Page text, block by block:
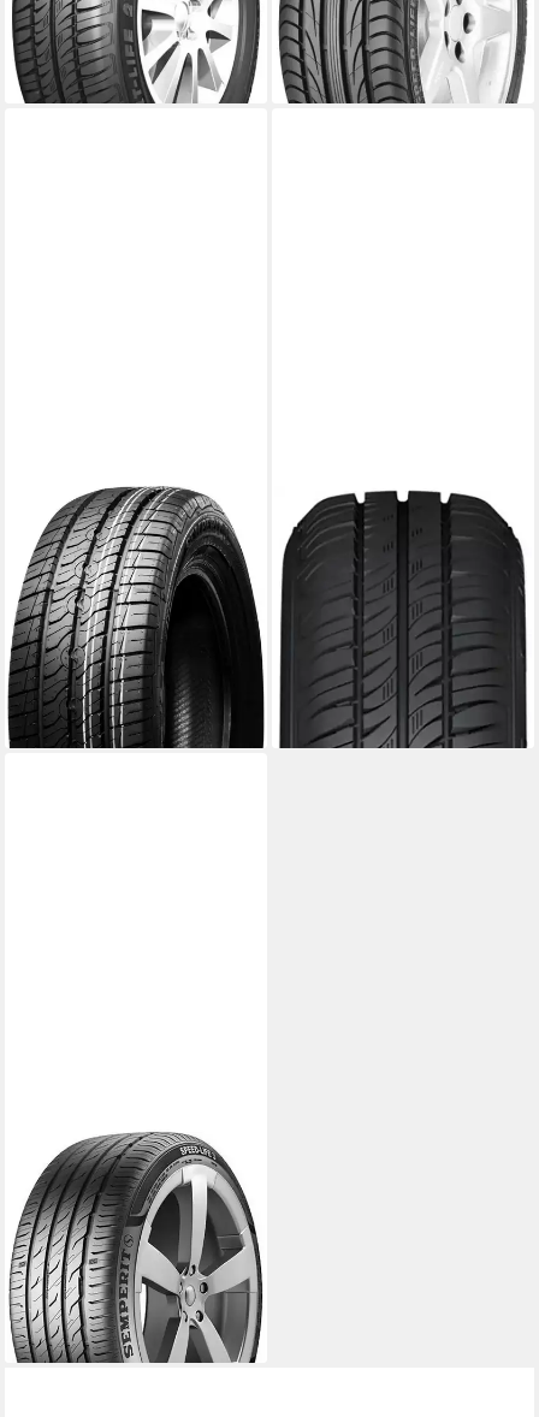
Nasshaftung
Produktdatenblatt
119,99 €
lieferbar - in 4-5 Werktagen bei dir
Nasshaftung
Produktdatenblatt
ab 99,99 €
lieferbar - in 4-5 Werktagen bei dir
SEMPERIT
Sommerreifen VAN LIFE 2, in
verschiedenen Ausführungen
erhältlich
Kraftstoffeffizienz
Produktdatenblatt
Nasshaftung
Produktdatenblatt
ab 129,99 €
lieferbar - in 4-5 Werktagen bei dir
SEMPERIT
SEMPERIT Sommerreifen
SEMPERIT
Kraftstoffeffizienz
Produktdatenblatt
Nasshaftung
Produktdatenblatt
ab 89,99 €
lieferbar - in 4-5 Werktagen bei dir
SEMPERIT
SEMPERIT Sommerreifen
SEMPERIT
Kraftstoffeffizienz
Produktdatenblatt
Nasshaftung
Produktdatenblatt
ab 106,99 €
lieferbar - in 4-5 Werktagen bei dir